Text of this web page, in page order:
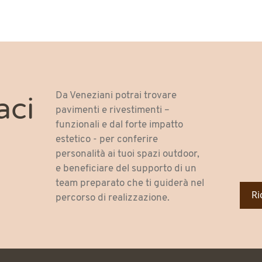
Da Veneziani potrai trovare
pavimenti e rivestimenti –
funzionali e dal forte impatto
estetico - per conferire
personalità ai tuoi spazi outdoor,
e beneficiare del supporto di un
team preparato che ti guiderà nel
percorso di realizzazione.